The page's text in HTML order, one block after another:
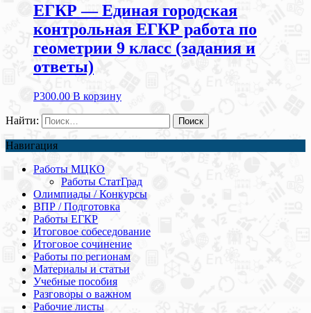
ЕГКР — Единая городская
контрольная ЕГКР работа по
геометрии 9 класс (задания и
ответы)
Р300.00 В корзину
Найти:
Навигация
Работы МЦКО
Работы СтатГрад
Олимпиады / Конкурсы
ВПР / Подготовка
Работы ЕГКР
Итоговое собеседование
Итоговое сочинение
Работы по регионам
Материалы и статьи
Учебные пособия
Разговоры о важном
Рабочие листы